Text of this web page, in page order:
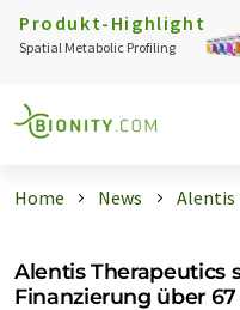
Produkt-Highlight
Spatial Metabolic Profiling
Home News Alentis
Alentis Therapeutics
Finanzierung über